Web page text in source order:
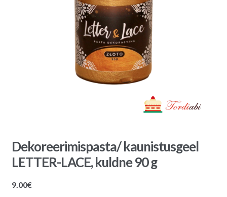
Dekoreerimispasta/ kaunistusgeel
LETTER-LACE, kuldne 90 g
9.00€